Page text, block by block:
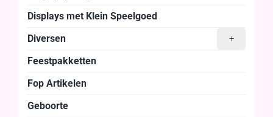
Displays met Klein Speelgoed
+
Diversen
Feestpakketten
Fop Artikelen
Geboorte